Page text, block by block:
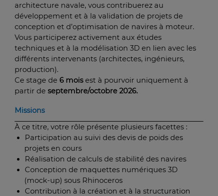
architecture navale, vous contribuerez au
développement et à la validation de projets de
conception et d’optimisation de navires à moteur.
Vous participerez activement aux études
techniques et à la modélisation 3D en lien avec les
différents intervenants (architectes, ingénieurs,
production).
Ce stage de 6 moisest à pourvoir uniquement à
partir de septembre/octobre 2026.
Missions
À ce titre, votre rôle présente plusieurs facettes :
Participation au suivi des devis de poids des
projets en cours
Réalisation de calculs de stabilité des navires
Conception de maquettes numériques 3D
(mock-up) sous Rhinoceros
Contribution à la création et à la structuration